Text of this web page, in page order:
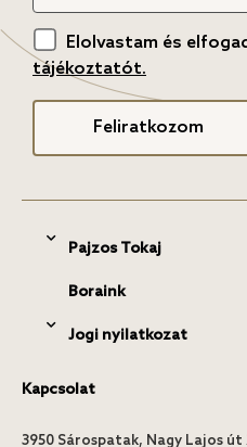
Elolvastam és
tájékoztatót.
Feliratkozom
Pajzos Tokaj
Boraink
Jogi nyilatkozat
Kapcsolat
3950 Sárospatak, Nagy Lajos út